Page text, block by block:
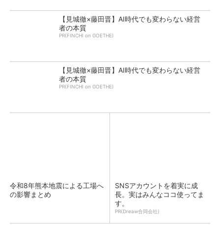
【見城徹×藤田晋】AI時代でも変わらない経営
者の本質
PR(FINCHI on GOETHE)
【見城徹×藤田晋】AI時代でも変わらない経営
者の本質
PR(FINCHI on GOETHE)
令和8年熊本地震による工場へ
の影響まとめ
SNSアカウントを着実に成
長。実はみんなココ使ってま
す。
PR(Dreaw合同会社)